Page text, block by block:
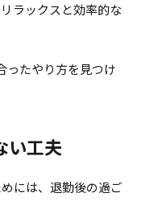
ラックスと効率的な
ったやり方を見つけ
い工夫
には、退勤後の過ご